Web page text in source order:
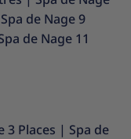
Spa de Nage 9
de Nage 11
3 Places | Spa de